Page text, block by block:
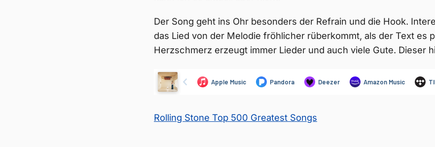
Der Song geht ins Ohr besonders der Refrain und die Hook.
das Lied von der Melodie fröhlicher rüberkommt, als der Text es
Herzschmerz erzeugt immer Lieder und auch viele Gute. Dieser
Rolling Stone Top 500 Greatest Songs